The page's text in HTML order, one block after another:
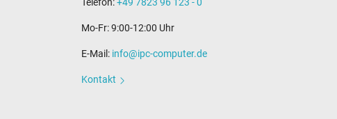
Telefon:+49 7823 96 123 - 0
Mo-Fr: 9:00-12:00 Uhr
E-Mail: info@ipc-computer.de
Kontakt